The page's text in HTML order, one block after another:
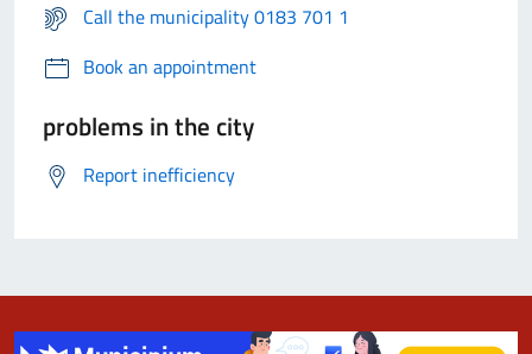
Call the municipality 0183 701 1
Book an appointment
problems in the city
Report inefficiency